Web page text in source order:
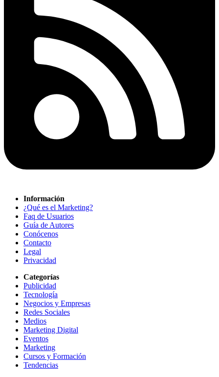
Información
¿Qué es el Marketing?
Faq de Usuarios
Guía de Autores
Conócenos
Contacto
Legal
Privacidad
Categorías
Publicidad
Tecnología
Negocios y Empresas
Redes Sociales
Medios
Marketing Digital
Eventos
Marketing
Cursos y Formación
Tendencias